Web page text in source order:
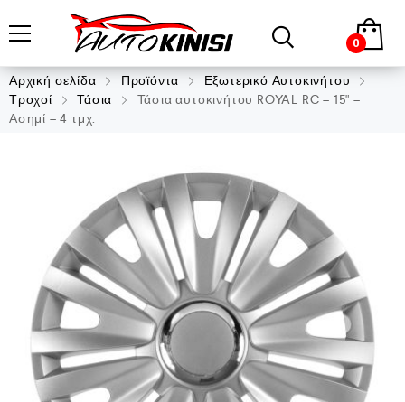
0
Αρχική σελίδα Προϊόντα
Εξωτερικό Αυτοκινήτου
Τροχοί
Τάσια
Τάσια αυτοκινήτου ROYAL RC – 15" –
Ασημί – 4 τμχ.